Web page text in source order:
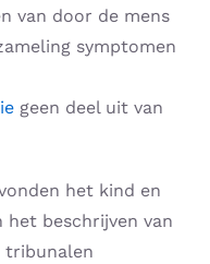
van door de mens
symptomen
geen deel uit van
het kind en
het beschrijven van
tribunalen